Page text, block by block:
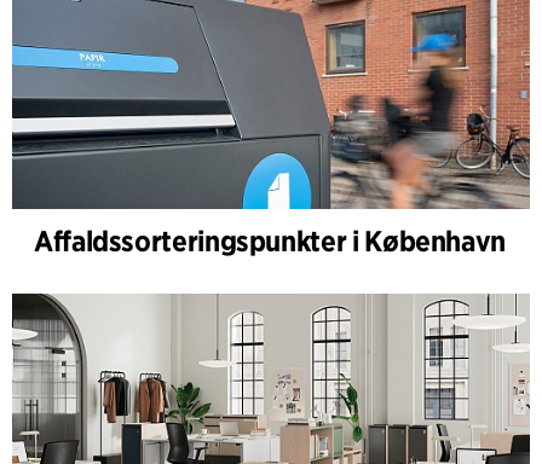
Affaldssorteringspunkter i København